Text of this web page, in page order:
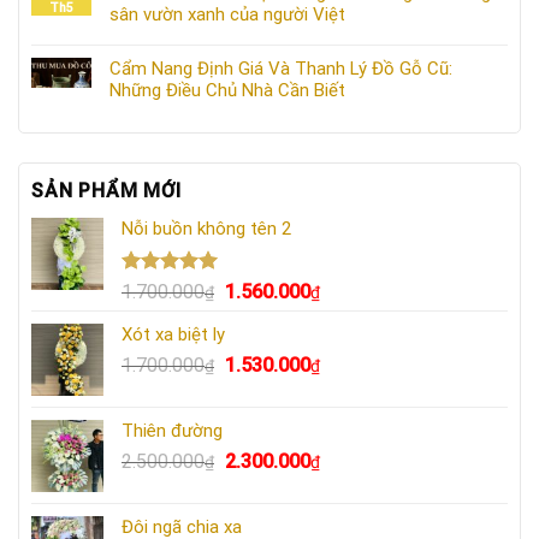
Th5
sân vườn xanh của người Việt
Cẩm Nang Định Giá Và Thanh Lý Đồ Gỗ Cũ:
Những Điều Chủ Nhà Cần Biết
SẢN PHẨM MỚI
Nỗi buồn không tên 2
Được xếp
5 sao
1.700.000₫
Giá
là:
1.700.000₫.
1.560.000₫Giá
là:
Xót xa biệt ly
1.700.000₫
Giá
1.530.000₫Giá
1.530.000₫.
Thiên đường
2.500.000₫
Giá
2.300.000₫Giá
Đôi ngã chia xa